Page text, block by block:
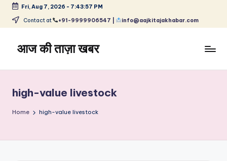
Skip
content
Fri, Aug 7, 2026 - 7:43:58 PM
Contact at +91-9999906547 | info@aajkitajakhabar.com
आज की ताज़ा खबर
ताज़ा
समाचार
–
high-value livestock
Home high-value livestock